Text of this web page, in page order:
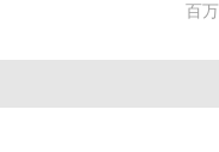
百